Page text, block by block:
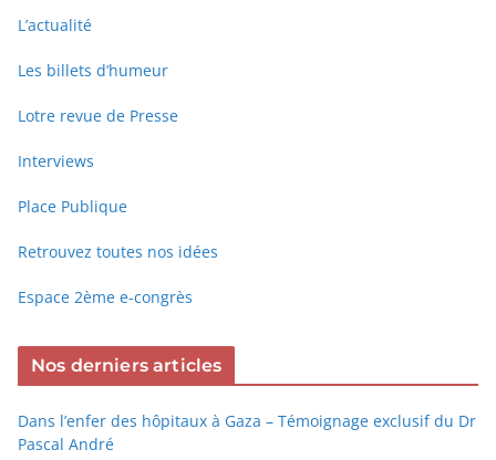
L’actualité
Les billets d’humeur
Lotre revue de Presse
Interviews
Place Publique
Retrouvez toutes nos idées
Espace 2ème e-congrès
Nos derniers articles
Dans l’enfer des hôpitaux à Gaza – Témoignage exclusif du Dr
Pascal André